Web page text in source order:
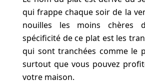
qui frappe chaque soir de la
nouilles les moins chères
spécificité de ce plat est les
qui sont tranchées comme le
surtout que vous pouvez
votre maison.